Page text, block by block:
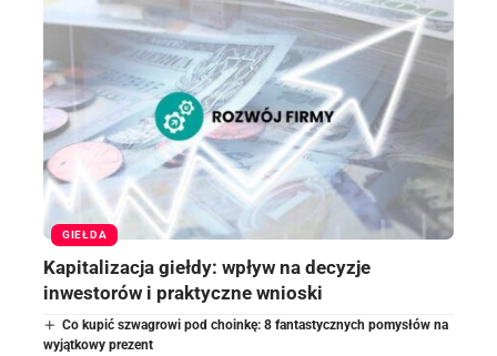
GIEŁDA
Kapitalizacja giełdy: wpływ na decyzje
inwestorów i praktyczne wnioski
Co kupić szwagrowi pod choinkę: 8 fantastycznych pomysłów na
wyjątkowy prezent